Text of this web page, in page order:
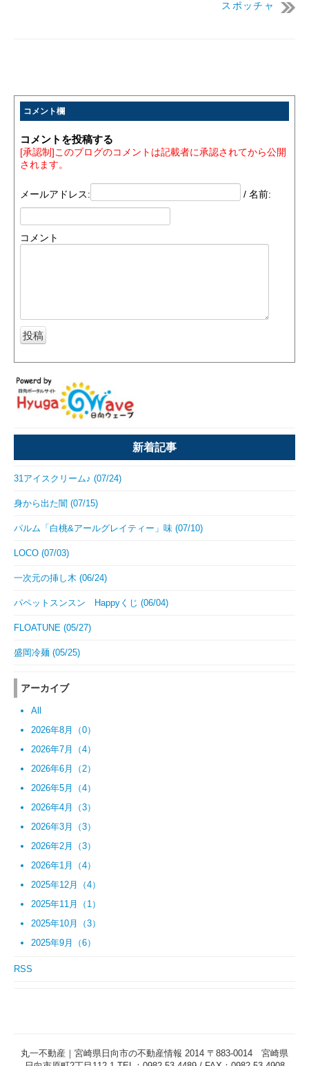
スポッチャ
コメント欄
コメントを投稿する
[承認制]このブログのコメントは記載者に承認されてから公開
されます。
メールアドレス: / 名前:
コメント
新着記事
31アイスクリーム♪ (07/24)
身から出た闇 (07/15)
パルム「白桃&アールグレイティー」味 (07/10)
LOCO (07/03)
一次元の挿し木 (06/24)
パペットスンスン Happyくじ (06/04)
FLOATUNE (05/27)
盛岡冷麺 (05/25)
アーカイブ
All
2026年8月（0）
2026年7月（4）
2026年6月（2）
2026年5月（4）
2026年4月（3）
2026年3月（3）
2026年2月（3）
2026年1月（4）
2025年12月（4）
2025年11月（1）
2025年10月（3）
2025年9月（6）
RSS
丸一不動産｜宮崎県日向市の不動産情報 2014 〒883-0014 宮崎県